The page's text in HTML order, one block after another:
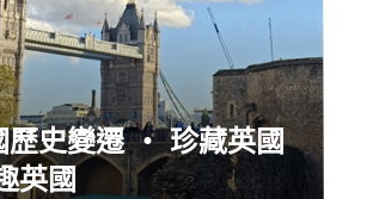
史變遷 ‧ 珍藏英國
英國